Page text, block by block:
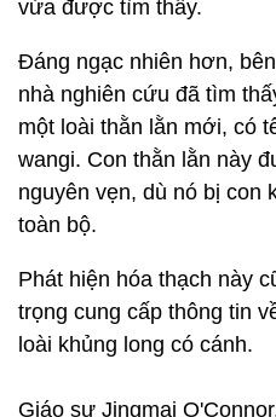
vừa được tìm thấy.
Đáng ngạc nhiên hơn,
nhà nghiên cứu đã tìm
một loài thằn lằn mới, có
wangi. Con thằn lằn này
nguyên vẹn, dù nó bị con
toàn bộ.
Phát hiện hóa thạch này
trọng cung cấp thông tin
loài khủng long có cánh.
Giáo sư Jingmai